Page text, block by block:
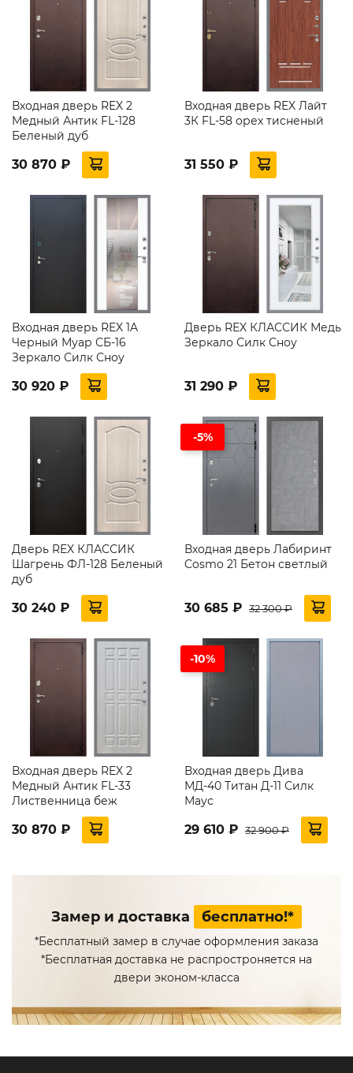
Входная дверь REX 2
Медный Антик FL-128
Беленый дуб
30 870 ₽
Входная дверь REX Лайт
3К FL-58 орех тисненый
31 550 ₽
Входная дверь REX 1A
Черный Муар СБ-16
Зеркало Силк Сноу
30 920 ₽
Дверь REX КЛАССИК Медь
Зеркало Силк Сноу
31 290 ₽
Дверь REX КЛАССИК
Шагрень ФЛ-128 Беленый
дуб
30 240 ₽
-5%
Входная дверь Лабиринт
Cosmo 21 Бетон светлый
30 685 ₽ 32 300 ₽
Входная дверь REX 2
Медный Антик FL-33
Лиственница беж
30 870 ₽
-10%
Входная дверь Дива
МД-40 Титан Д-11 Силк
Маус
29 610 ₽ 32 900 ₽
Замер и доставка бесплатно!*
*Бесплатный замер в случае оформления заказа
*Бесплатная доставка не распростроняется на
двери эконом-класса